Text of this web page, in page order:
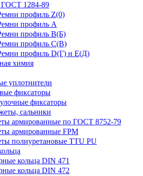
1284-89
профиль Z(0)
профиль А
профиль В(Б)
профиль С(В)
профиль D(Г) и E(Д)
химия
уплотнители
фиксаторы
фиксаторы
сальники
армированные по ГОСТ 8752-79
армированные FPM
полиуретановые TTU PU
кольца DIN 471
кольца DIN 472